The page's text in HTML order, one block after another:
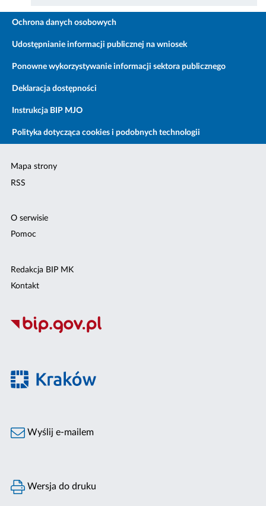
Ochrona danych osobowych
Udostępnianie informacji publicznej na wniosek
Ponowne wykorzystywanie informacji sektora publicznego
Deklaracja dostępności
Instrukcja BIP MJO
Polityka dotycząca cookies i podobnych technologii
Mapa strony
RSS
O serwisie
Pomoc
Redakcja BIP MK
Kontakt
Wyślij e-mailem
Wersja do druku